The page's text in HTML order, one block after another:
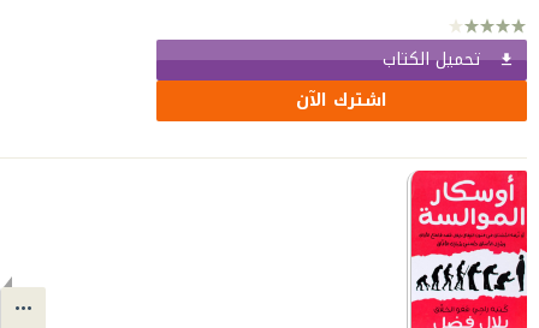
تحميل الكتاب
اشترك الآن